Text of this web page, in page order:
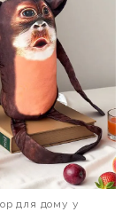
для дому у